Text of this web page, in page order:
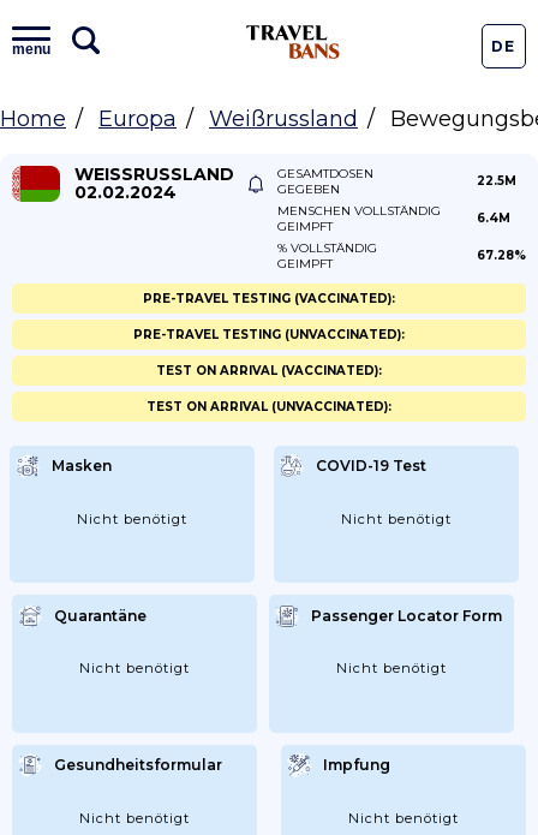
menu DE
Home Europa Weißrussland
WEISSRUSSLAND
02.02.2024
GESAMTDOSEN
GEGEBEN
22.5M
MENSCHEN VOLLSTÄNDIG
GEIMPFT
6.4M
% VOLLSTÄNDIG
GEIMPFT
67.28%
Masken
Nicht benötigt
COVID-19 Test
Nicht benötigt
Quarantäne
Nicht benötigt
Passenger Locator Form
Nicht benötigt
Gesundheitsformular
Nicht benötigt
Impfung
Nicht benötigt
PRE-TRAVEL TESTING (VACCINATED):
PRE-TRAVEL TESTING (UNVACCINATED):
TEST ON ARRIVAL (VACCINATED):
TEST ON ARRIVAL (UNVACCINATED):